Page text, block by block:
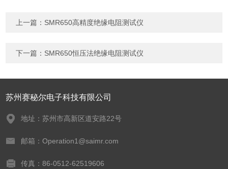
上一篇： SMR650高精度绝缘电阻测试仪
下一篇： SMR650恒压法绝缘电阻测试仪
苏州赛秘尔电子科技有限公司
地址：苏州市高新区道安路22号
邮箱：Operation1@saimr.com
传真：86-0512-62519606